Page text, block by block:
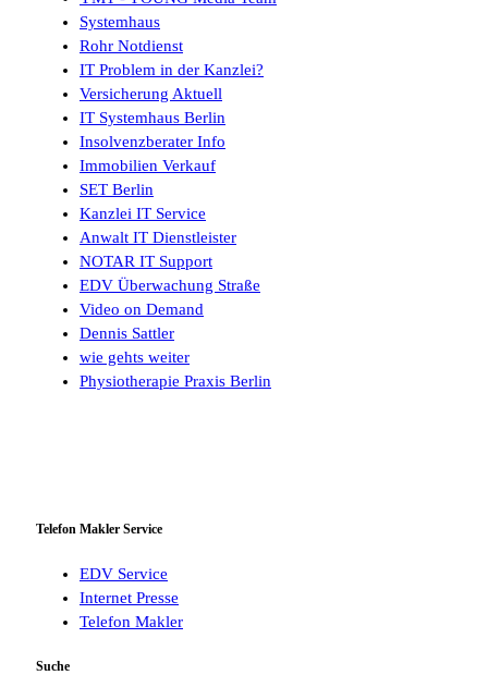
Systemhaus
Rohr Notdienst
IT Problem in der Kanzlei?
Versicherung Aktuell
IT Systemhaus Berlin
Insolvenzberater Info
Immobilien Verkauf
SET Berlin
Kanzlei IT Service
Anwalt IT Dienstleister
NOTAR IT Support
EDV Überwachung Straße
Video on Demand
Dennis Sattler
wie gehts weiter
Physiotherapie Praxis Berlin
Telefon Makler Service
EDV Service
Internet Presse
Telefon Makler
Suche